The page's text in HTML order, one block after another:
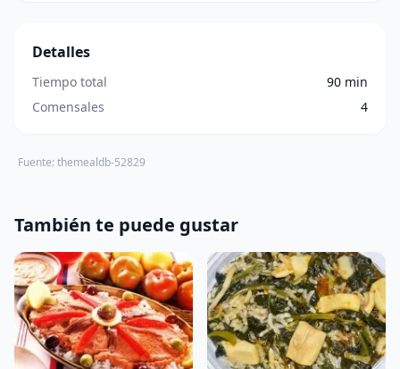
Detalles
Tiempo total
90 min
Comensales
4
Fuente: themealdb-52829
También te puede gustar